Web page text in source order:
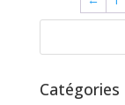
Catégories